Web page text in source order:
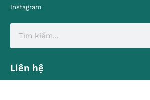
Instagram
Liên hệ